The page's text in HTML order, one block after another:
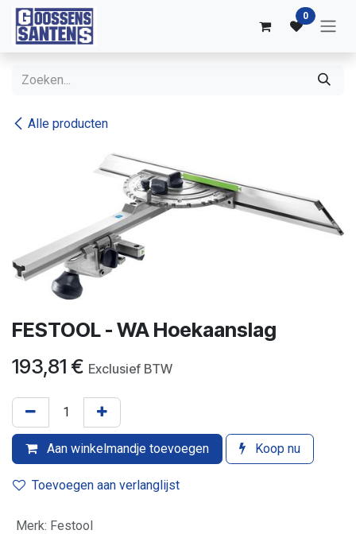
Overslaan naar inhoud
0
Alle producten
FESTOOL - WA Hoekaanslag
193,81 € Exclusief BTW
Aan winkelmandje toevoegen Koop nu
Toevoegen aan verlanglijst
Merk: Festool